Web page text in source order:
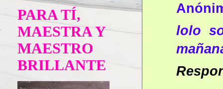
lolo
PARA TÍ,
MAESTRA Y
MAESTRO
BRILLANTE